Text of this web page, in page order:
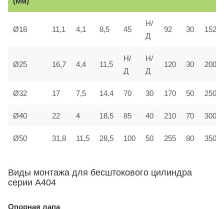
Ø18 11,1 4,1 8,5 45
Н/
Д
92 30 152
Ø25 16,7 4,4 11,5
Н/
Д
Н/
Д
120 30 200
Ø32 17 7,5 14.4 70 30 170 50 250
Ø40 22 4 18,5 85 40 210 70 300
Ø50 31,8 11,5 28,5 100 50 255 80 350
Виды монтажа для бесштокового цилиндра
серии A404
Опорная лапа